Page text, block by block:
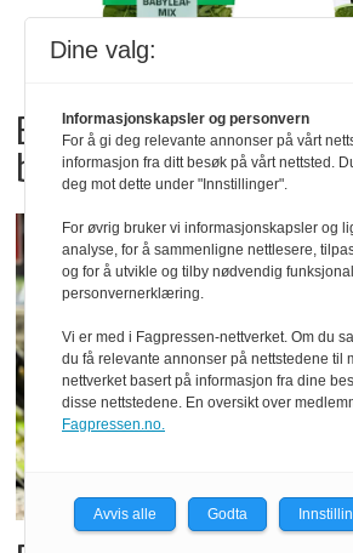
Bama tilbakekaller
babyspinat og
Dine valg:
Informasjonskapsler og personvern
For å gi deg relevante annonser på vårt
informasjon fra ditt besøk på vårt nettsted.
deg mot dette under "Innstillinger".
For øvrig bruker vi informasjonskapsler og
analyse, for å sammenligne nettlesere,
og for å utvikle og tilby nødvendig
personvernerklæring.
Vi er med i Fagpressen-nettverket. Om du
du få relevante annonser på nettstedene til
nettverket basert på informasjon fra dine
disse nettstedene. En oversikt over
Fagpressen.no.
Avvis alle Godta